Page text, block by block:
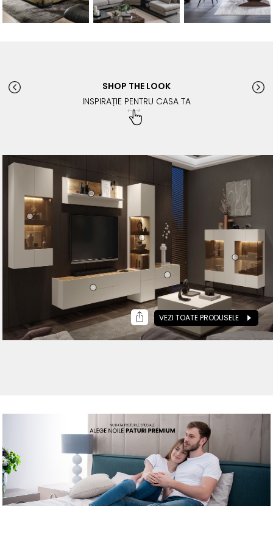
SHOP THE LOOK
INSPIRAȚIE PENTRU CASA TA
VEZI TOATE PRODUSELE